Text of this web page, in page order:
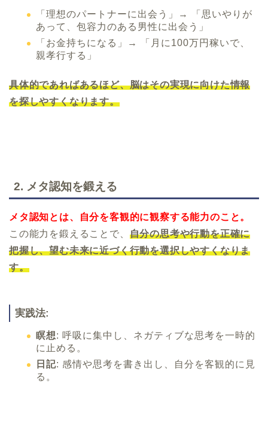
「理想のパートナーに出会う」→ 「思いやりが
あって、包容力のある男性に出会う」
「お金持ちになる」→ 「月に100万円稼いで、
親孝行する」
具体的であればあるほど、脳はその実現に向けた情報
を探しやすくなります。
2. メタ認知を鍛える
メタ認知とは、自分を客観的に観察する能力のこと。
この能力を鍛えることで、 自分の思考や行動を正確に
把握し、望む未来に近づく行動を選択しやすくなりま
す。
実践法:
瞑想: 呼吸に集中し、ネガティブな思考を一時的
に止める。
日記: 感情や思考を書き出し、自分を客観的に見
る。